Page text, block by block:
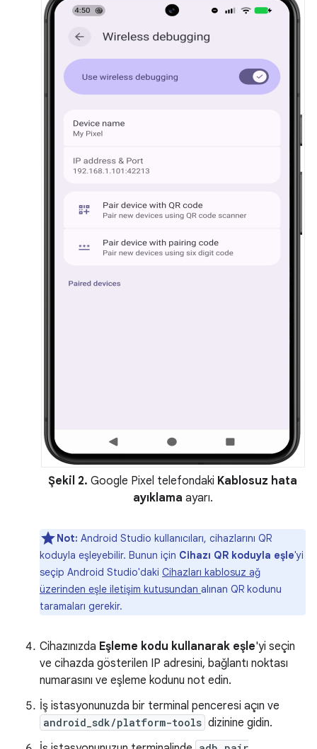
Şekil 2. Google Pixel telefondaki Kablosuz hata
ayıklama ayarı.
Not: Android Studio kullanıcıları, cihazlarını QR
koduyla eşleyebilir. Bunun için Cihazı QR koduyla eşle'yi
seçip Android Studio'daki Cihazları kablosuz ağ
üzerinden eşle iletişim kutusundan alınan QR kodunu
taramaları gerekir.
Cihazınızda Eşleme kodu kullanarak eşle'yi seçin
ve cihazda gösterilen IP adresini, bağlantı noktası
numarasını ve eşleme kodunu not edin.
İş istasyonunuzda bir terminal penceresi açın ve
android_sdk/platform-tools dizinine gidin.